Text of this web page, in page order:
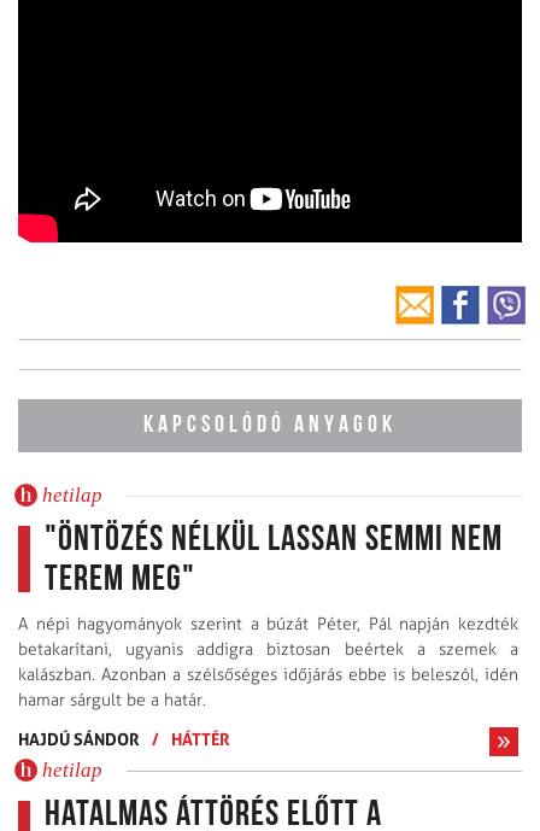
KAPCSOLÓDÓ ANYAGOK
hetilap
"Öntözés nélkül lassan semmi nem
terem meg"
A népi hagyományok szerint a búzát Péter, Pál napján kezdték
betakarítani, ugyanis addigra biztosan beértek a szemek a
kalászban. Azonban a szélsőséges időjárás ebbe is beleszól, idén
hamar sárgult be a határ.
HAJDÚ SÁNDOR
/ HÁTTÉR
hetilap
Hatalmas áttörés előtt a